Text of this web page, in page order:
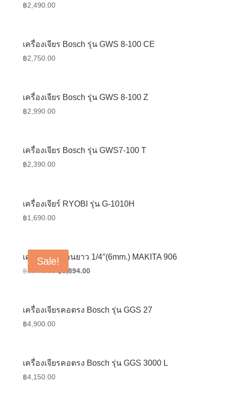
฿2,490.00
เครื่องเจียร Bosch รุ่น GWS 8-100 CE
฿2,750.00
เครื่องเจียร Bosch รุ่น GWS 8-100 Z
฿2,990.00
เครื่องเจียร Bosch รุ่น GWS7-100 T
฿2,390.00
เครื่องเจียร์ RYOBI รุ่น G-1010H
฿1,690.00
Sale!
เครื่องเจียรก้านยาว 1/4″(6mm.) MAKITA 906
฿5,778.00
Original
฿5,778.00.
3,894.00Current
฿3,894.00.
เครื่องเจียรคอตรง Bosch รุ่น GGS 27
฿4,900.00
เครื่องเจียรคอตรง Bosch รุ่น GGS 3000 L
฿4,150.00